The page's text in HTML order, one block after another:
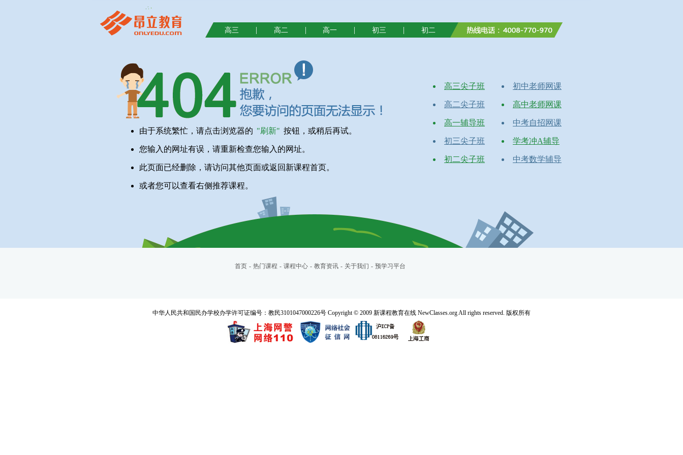
高三 | 高二 | 高一 | 初三 | 初二
由于系统繁忙，请点击浏览器的 "刷新" 按钮，或稍后再试。
您输入的网址有误，请重新检查您输入的网址。
此页面已经删除，请访问其他页面或返回新课程首页。
或者您可以查看右侧推荐课程。
高三尖子班 初中老师网课
高二尖子班 高中老师网课
高一辅导班 中考自招网课
初三尖子班 学考冲A辅导
初二尖子班 中考数学辅导
首页 - 热门课程 - 课程中心 - 教育资讯 - 关于我们 - 预学习平台
中华人民共和国民办学校办学许可证编号：教民3101047000226号 Copyright © 2009 新课程教育在线 NewClasses.org All rights reserved. 版权所有